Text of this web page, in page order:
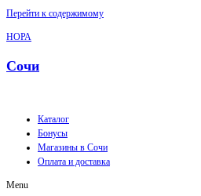
Перейти к содержимому
НОРА
Сочи
Каталог
Бонусы
Магазины в Сочи
Оплата и доставка
Menu